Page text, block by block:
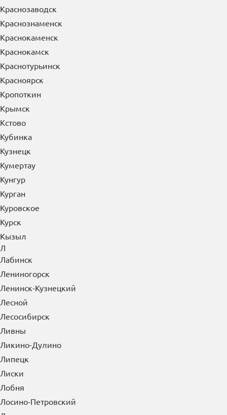
Краснозаводск
Краснознаменск
Краснокаменск
Краснокамск
Краснотурьинск
Красноярск
Кропоткин
Крымск
Кстово
Кубинка
Кузнецк
Кумертау
Кунгур
Курган
Куровское
Курск
Кызыл
Л
Лабинск
Лениногорск
Ленинск-Кузнецкий
Лесной
Лесосибирск
Ливны
Ликино-Дулино
Липецк
Лиски
Лобня
Лосино-Петровский